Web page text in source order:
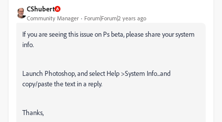
CShubert
Community Manager Forum|Forum|2 years ago
If you are seeing this issue on Ps beta, please share your system
info.
Launch Photoshop, and select Help >System Info...and
copy/paste the text in a reply.
Thanks,